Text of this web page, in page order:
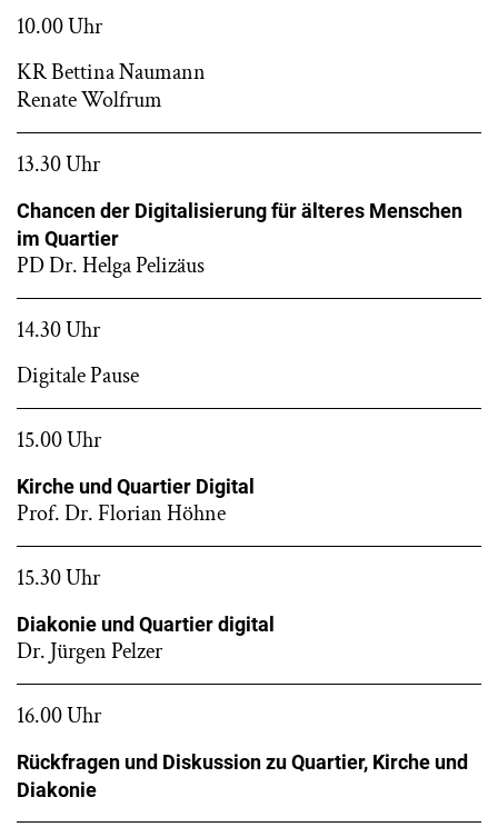
10.00 Uhr
KR Bettina Naumann
Renate Wolfrum
13.30 Uhr
Chancen der Digitalisierung für älteres Menschen
im Quartier
PD Dr. Helga Pelizäus
14.30 Uhr
Digitale Pause
15.00 Uhr
Kirche und Quartier Digital
Prof. Dr. Florian Höhne
15.30 Uhr
Diakonie und Quartier digital
Dr. Jürgen Pelzer
16.00 Uhr
Rückfragen und Diskussion zu Quartier, Kirche und
Diakonie